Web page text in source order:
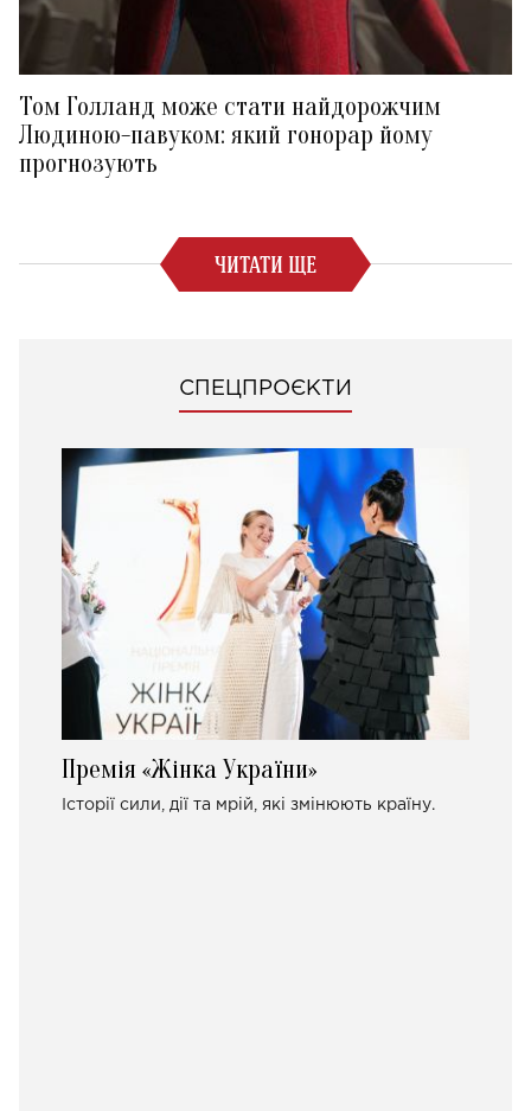
Том Голланд може стати найдорожчим
Людиною-павуком: який гонорар йому
прогнозують
ЧИТАТИ ЩЕ
СПЕЦПРОЄКТИ
Премія «Жінка України»
Історії сили, дії та мрій, які змінюють країну.